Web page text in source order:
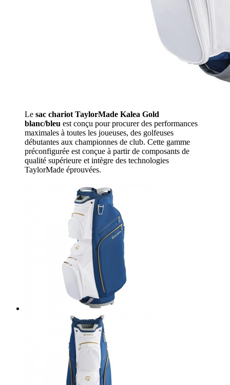
Le sac chariot TaylorMade Kalea Gold
blanc/bleu est conçu pour procurer des performances
maximales à toutes les joueuses, des golfeuses
débutantes aux championnes de club. Cette gamme
préconfigurée est conçue à partir de composants de
qualité supérieure et intègre des technologies
TaylorMade éprouvées.